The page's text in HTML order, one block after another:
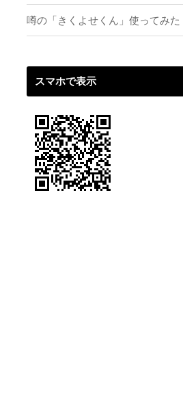
噂の「きくよせくん」使ってみた
スマホで表示